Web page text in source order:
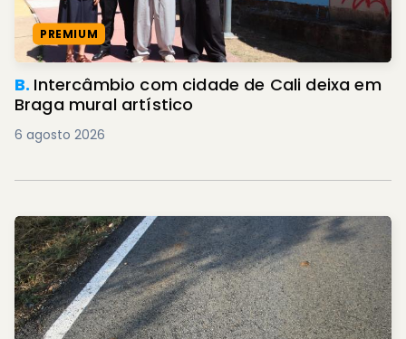
PREMIUM
B. Intercâmbio com cidade de Cali deixa em
Braga mural artístico
6 agosto 2026